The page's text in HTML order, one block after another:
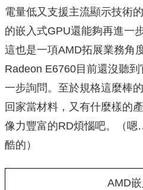
電量低又支援主流顯示技術
的嵌入式GPU還能夠再進一
這也是一項AMD拓展業務角
Radeon E6760目前還沒聽
一步詢問。至於規格這麼棒
回家當材料，又有什麼樣的
像力豐富的RD煩惱吧。（
酷的）
AMD